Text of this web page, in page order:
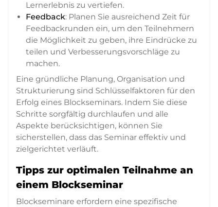
Lernerlebnis zu vertiefen.
Feedback: Planen Sie ausreichend Zeit für
Feedbackrunden ein, um den Teilnehmern
die Möglichkeit zu geben, ihre Eindrücke zu
teilen und Verbesserungsvorschläge zu
machen.
Eine gründliche Planung, Organisation und
Strukturierung sind Schlüsselfaktoren für den
Erfolg eines Blockseminars. Indem Sie diese
Schritte sorgfältig durchlaufen und alle
Aspekte berücksichtigen, können Sie
sicherstellen, dass das Seminar effektiv und
zielgerichtet verläuft.
Tipps zur optimalen Teilnahme an
einem Blockseminar
Blockseminare erfordern eine spezifische